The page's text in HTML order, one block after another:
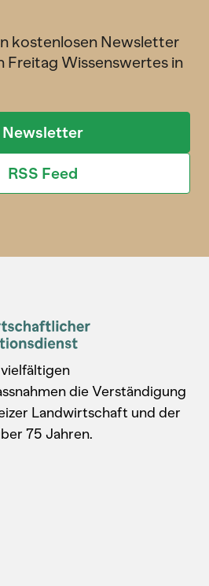
kostenlosen Newsletter
Freitag Wissenswertes in
Newsletter
RSS Feed
die Verständigung
Landwirtschaft und der
75 Jahren.